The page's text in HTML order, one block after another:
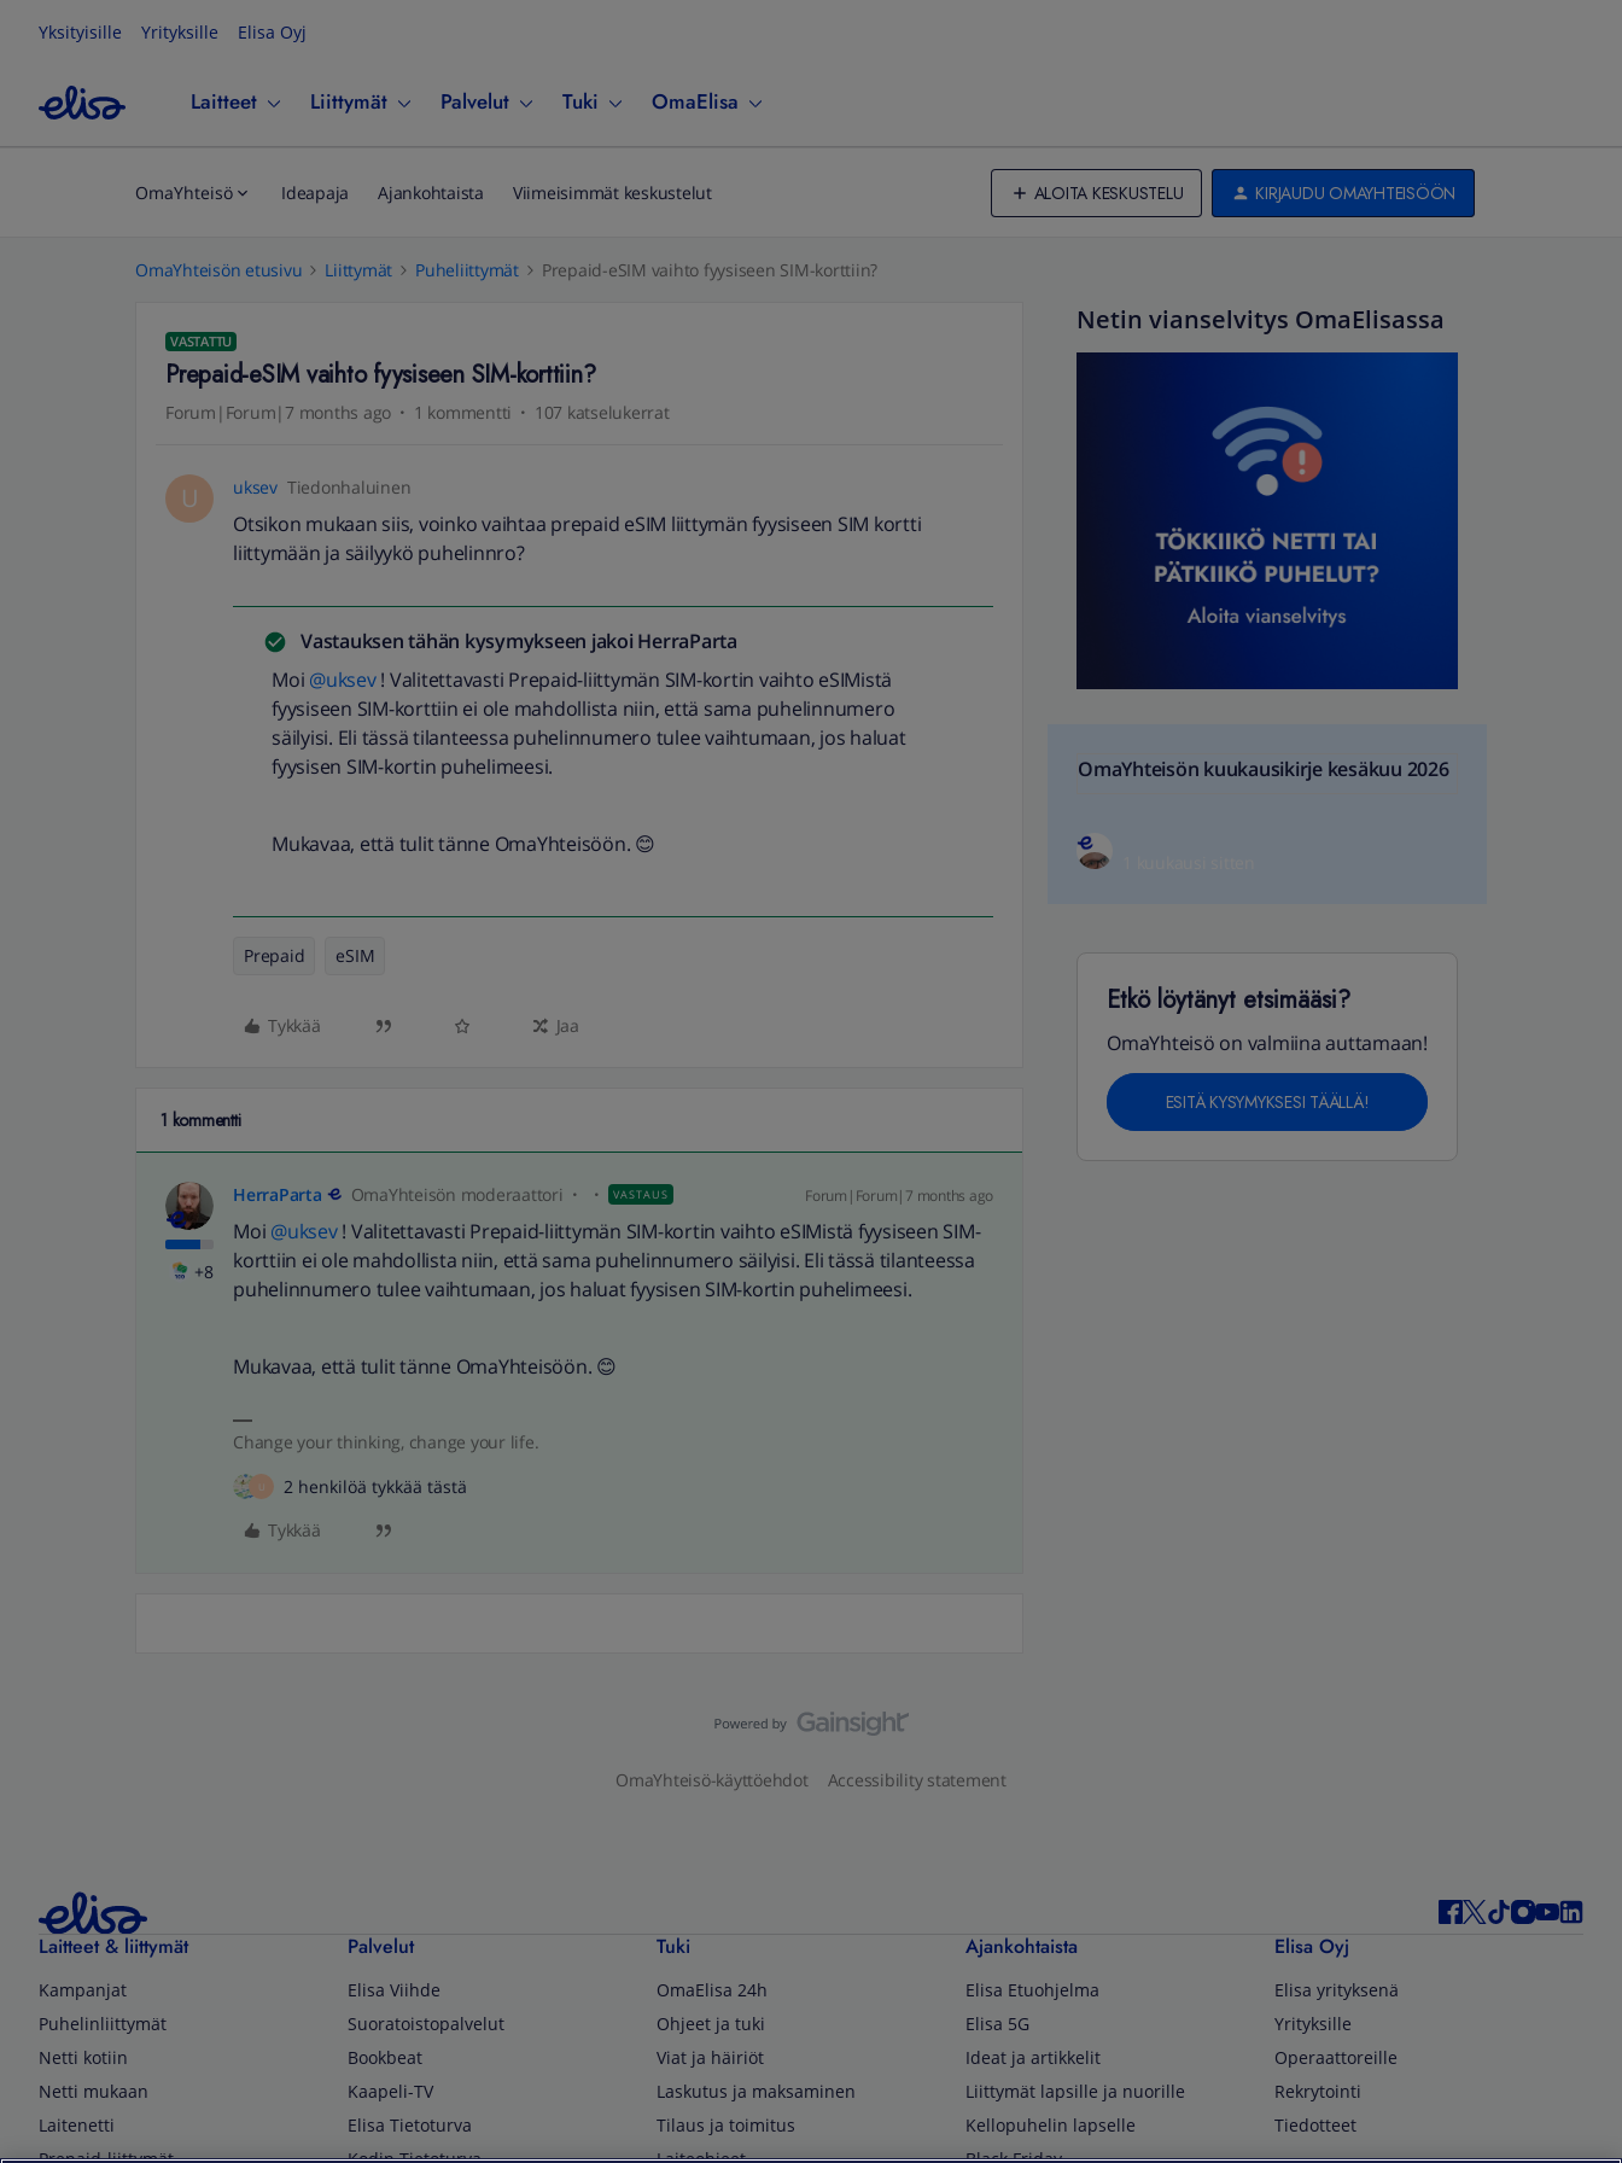
Yksityisille Yrityksille Elisa Oyj
Laitteet Liittymät Palvelut Tuki OmaElisa
OmaYhteisö Ideapaja Ajankohtaista Viimeisimmät keskustelut ALOITA KESKUSTELU KIRJAUDU OMAYHTEISÖÖN
OmaYhteisön etusivu Liittymät Puheliittymät Prepaid-eSIM vaihto fyysiseen SIM-korttiin?
VASTATTU
Prepaid-eSIM vaihto fyysiseen SIM-korttiin?
Forum|Forum|7 months ago 1 kommentti 107 katselukerrat
U uksev Tiedonhaluinen
Otsikon mukaan siis, voinko vaihtaa prepaid eSIM liittymän fyysiseen SIM kortti
liittymään ja säilyykö puhelinnro?
Vastauksen tähän kysymykseen jakoi HerraParta
Moi ​ @uksev! Valitettavasti Prepaid-liittymän SIM-kortin vaihto eSIMistä
fyysiseen SIM-korttiin ei ole mahdollista niin, että sama puhelinnumero
säilyisi. Eli tässä tilanteessa puhelinnumero tulee vaihtumaan, jos haluat
fyysisen SIM-kortin puhelimeesi.
Mukavaa, että tulit tänne OmaYhteisöön. 😊
Prepaid eSIM
Tykkää Jaa
1 kommentti
+8
HerraParta OmaYhteisön moderaattori VASTAUS Forum|Forum|7 months ago
Moi ​ @uksev! Valitettavasti Prepaid-liittymän SIM-kortin vaihto eSIMistä fyysiseen SIM-
korttiin ei ole mahdollista niin, että sama puhelinnumero säilyisi. Eli tässä tilanteessa
puhelinnumero tulee vaihtumaan, jos haluat fyysisen SIM-kortin puhelimeesi.
Mukavaa, että tulit tänne OmaYhteisöön. 😊
Change your thinking, change your life.
U
2 henkilöä tykkää tästä
Tykkää
Netin vianselvitys OmaElisassa
OmaYhteisön kuukausikirje kesäkuu 2026
Etkö löytänyt etsimääsi?
OmaYhteisö on valmiina auttamaan!
ESITÄ KYSYMYKSESI TÄÄLLÄ!
OmaYhteisö-käyttöehdot Accessibility statement
Laitteet & liittymät
Kampanjat
Puhelinliittymät
Netti kotiin
Netti mukaan
Laitenetti
Palvelut
Elisa Viihde
Suoratoistopalvelut
Bookbeat
Kaapeli-TV
Elisa Tietoturva
Tuki
OmaElisa 24h
Ohjeet ja tuki
Viat ja häiriöt
Laskutus ja maksaminen
Tilaus ja toimitus
Ajankohtaista
Elisa Etuohjelma
Elisa 5G
Ideat ja artikkelit
Liittymät lapsille ja nuorille
Kellopuhelin lapselle
Elisa Oyj
Elisa yrityksenä
Yrityksille
Operaattoreille
Rekrytointi
Tiedotteet